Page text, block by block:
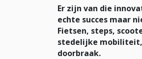
Er zijn van die
echte succes maar
Fietsen, steps,
stedelijke mobiliteit,
doorbraak.